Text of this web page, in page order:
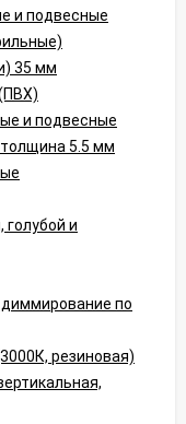
и подвесные
35 мм
и подвесные
толщина 5.5 мм
голубой и
диммирование по
резиновая)